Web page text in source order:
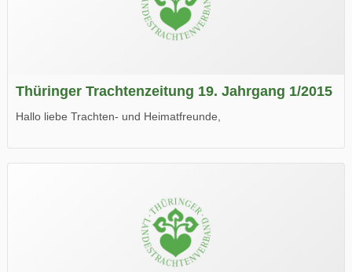
Thüringer Trachtenzeitung 19. Jahrgang 1/2015
Hallo liebe Trachten- und Heimatfreunde,
Wir wünschen Euch viel Spaß beim Lesen.